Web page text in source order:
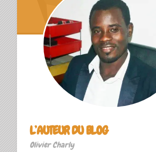
L’AUTEUR DU BLOG
Olivier Charly